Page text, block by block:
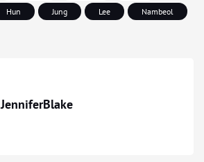
Hun Jung Lee
Nambeol
JenniferBlake